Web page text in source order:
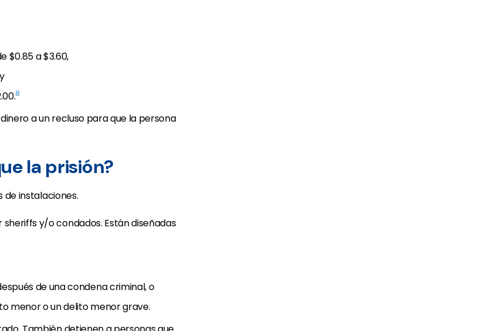
$0.85 a $3.60,
8
a un recluso para que la persona
la prisión?
de instalaciones.
y/o condados. Están diseñadas
de una condena criminal, o
menor o un delito menor grave.